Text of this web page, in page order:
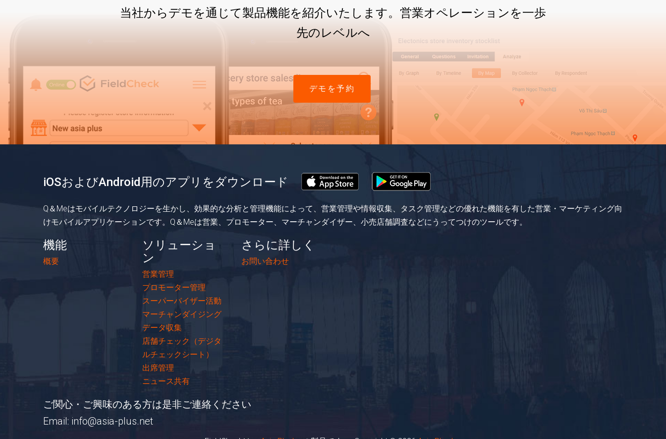
当社からデモを通じて製品機能を紹介いたします。営業オペレーションを一歩
先のレベルへ
デモを予約
iOSおよびAndroid用のアプリをダウンロード
Q＆Meはモバイルテクノロジーを生かし、効果的な分析と管理機能によって、営業管理や情報収集、タスク管理などの優れた機能を有した営業・マーケティング向
けモバイルアプリケーションです。Q＆Meは営業、プロモーター、マーチャンダイザー、小売店舗調査などにうってつけのツールです。
機能
概要
ソリューショ
ン
営業管理
プロモーター管理
スーパーバイザー活動
マーチャンダイジング
データ収集
店舗チェック（デジタ
ルチェックシート）
出席管理
ニュース共有
さらに詳しく
お問い合わせ
ご関心・ご興味のある方は是非ご連絡ください
Email: info@asia-plus.net